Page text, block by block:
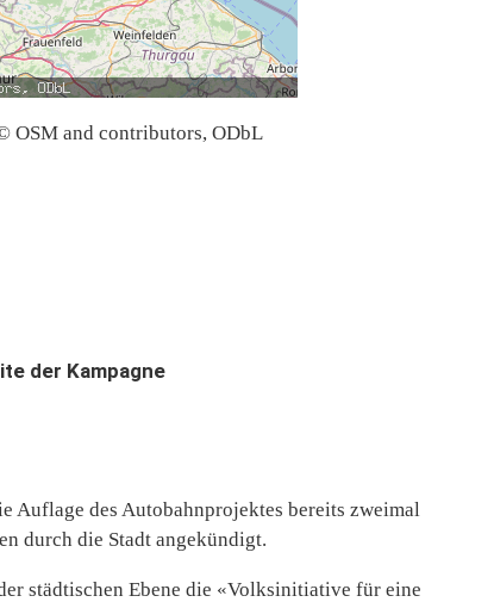
OSM and contributors, ODbL
der Kampagne
Auflage des Autobahnprojektes bereits zweimal
durch die Stadt angekündigt.
städtischen Ebene die «Volksinitiative für eine